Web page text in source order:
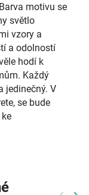
motivu se
světlo
vzory a
a odolností
hodí k
Každý
jedinečný. V
se bude